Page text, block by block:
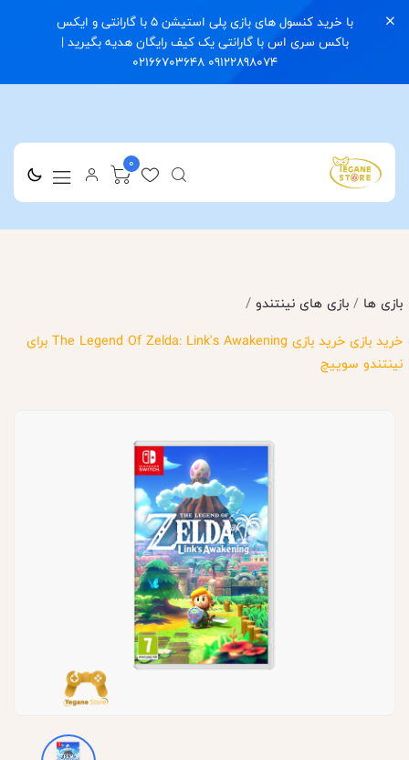
با خرید کنسول های بازی پلی استیشن 5 با گارانتی و ایکس
باکس سری اس با گارانتی یک کیف رایگان هدیه بگیرید |
09122898074 02166703648
0
بازی ها / بازی های نینتندو /
خرید بازی خرید بازی The Legend Of Zelda: Link's Awakening برای
نینتندو سوییچ